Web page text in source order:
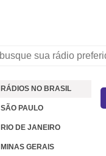
RÁDIOS NO BRASIL
SÃO PAULO
RIO DE JANEIRO
MINAS GERAIS